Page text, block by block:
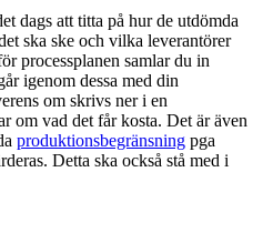
dags att titta på hur de utdömda
ska ske och vilka leverantörer
processplanen samlar du in
igenom dessa med din
om skrivs ner i en
om vad det får kosta. Det är även
produktionsbegränsning pga
Detta ska också stå med i